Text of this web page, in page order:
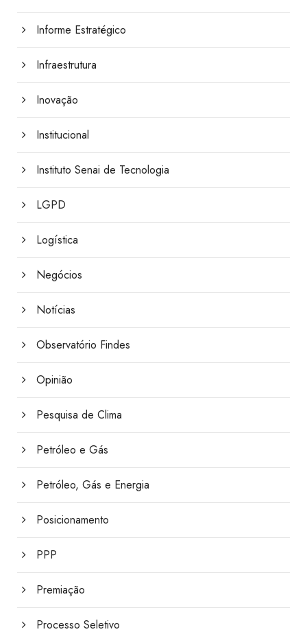
Informe Estratégico
Infraestrutura
Inovação
Institucional
Instituto Senai de Tecnologia
LGPD
Logística
Negócios
Notícias
Observatório Findes
Opinião
Pesquisa de Clima
Petróleo e Gás
Petróleo, Gás e Energia
Posicionamento
PPP
Premiação
Processo Seletivo